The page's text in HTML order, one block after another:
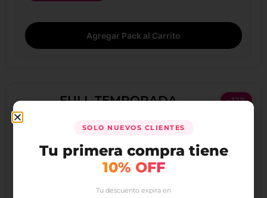
Agregar Pack al Carrito
FULL TEMPORADA -12%
x100
SOLO NUEVOS CLIENTES
Tu primera compra tiene
10% OFF
Tu descuento expira en